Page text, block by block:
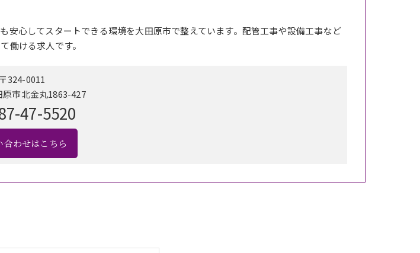
安心してスタートできる環境を大田原市で整えています。配管工事や設備工事など
働ける求人です。
〒324-0011
市北金丸1863-427
47-5520
合わせはこちら